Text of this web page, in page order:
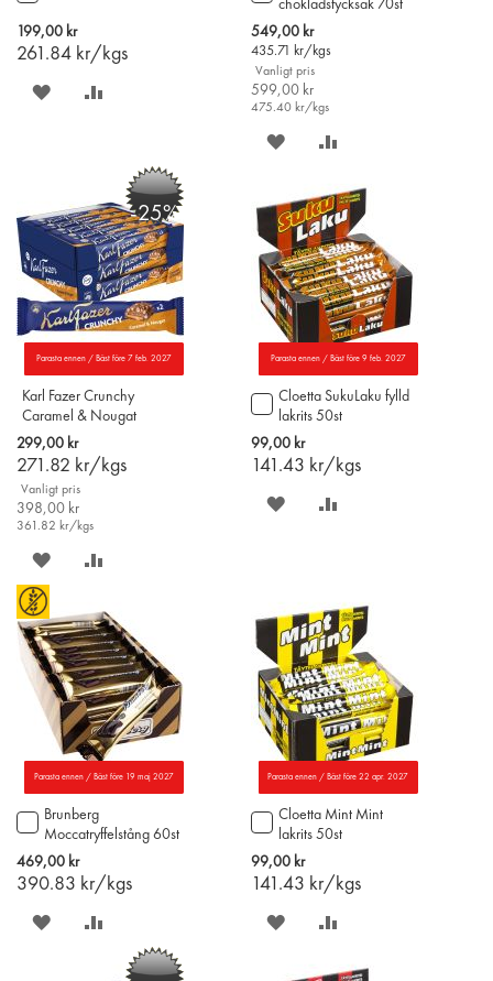
199,00 kr
261.84 kr/kgs
i
varukorgen
SPARA
ÖNSKELISTAN
JÄMFÖR
chokladstycksak 70st
Special
Price
549,00 kr
435.71 kr/kgs
Vanligt pris
599,00 kr
475.40 kr/kgs
till
varukorgen
SPARA
ÖNSKELISTAN
JÄMFÖR
-25%
Parasta ennen / Bäst före 7 feb. 2027
Karl Fazer Crunchy
Caramel & Nougat
chokladstycksak 55g x
20st
299,00 kr
271.82 kr/kgs
Vanligt pris
398,00 kr
361.82 kr/kgs
SPARA
ÖNSKELISTAN
JÄMFÖR
Parasta ennen / Bäst före 9 feb. 2027
Cloetta SukuLaku fylld
lakrits 50st
99,00 kr
141.43 kr/kgs
Lägg
till
i
varukorgen
SPARA
Parasta ennen / Bäst före 19 maj 2027
Brunberg
Moccatryffelstång 60st
469,00 kr
390.83 kr/kgs
Lägg
till
varukorgen
SPARA
Parasta ennen / Bäst före 22 apr. 2027
Cloetta Mint Mint
lakrits 50st
99,00 kr
141.43 kr/kgs
Lägg
till
i
varukorgen
SPARA